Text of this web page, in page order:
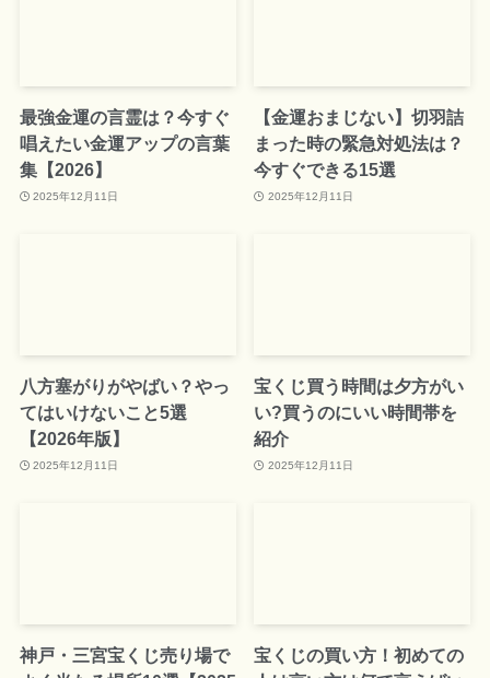
最強金運の言霊は？今すぐ
唱えたい金運アップの言葉
集【2026】
2025年12月11日
【金運おまじない】切羽詰
まった時の緊急対処法は？
今すぐできる15選
2025年12月11日
八方塞がりがやばい？やっ
てはいけないこと5選
【2026年版】
2025年12月11日
宝くじ買う時間は夕方がい
い?買うのにいい時間帯を
紹介
2025年12月11日
神戸・三宮宝くじ売り場で
宝くじの買い方！初めての